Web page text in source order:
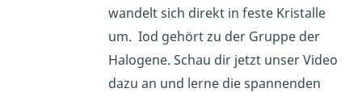
wandelt sich direkt in feste Kristalle
um. Iod gehört zu der Gruppe der
Halogene. Schau dir jetzt unser Video
dazu an und lerne die spannenden